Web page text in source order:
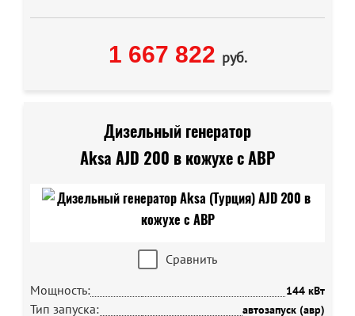
1 667 822 руб.
Дизельный генератор
Aksa AJD 200 в кожухе с АВР
Сравнить
Мощность:
144 кВт
Тип запуска: автозапуск (авр)